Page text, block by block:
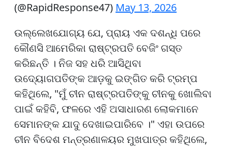
(@RapidResponse47) May 13, 2026
ଉଲ୍ଲେଖଯୋଗ୍ୟ ଯେ, ପ୍ରାୟ ଏକ ଦଶନ୍ଧି ପରେ
କୌଣସି ଆମେରିକା ରାଷ୍ଟ୍ରପତି ବେଜିଂ ଗସ୍ତ
କରିଛନ୍ତି । ନିଜ ସହ ଧରି ଆସିଥିବା
ଉଦ୍ୟୋଗପତିଙ୍କ ଆଡ଼କୁ ଇଙ୍ଗିତ କରି ଟ୍ରମ୍ପ
କହିଥିଲେ, "ମୁଁ ଚୀନ ରାଷ୍ଟ୍ରପତିଙ୍କୁ ଚୀନକୁ ଖୋଲିବା
ପାଇଁ କହିବି, ଫଳରେ ଏହି ଅସାଧାରଣ ଲୋକମାନେ
ସେମାନଙ୍କ ଯାଦୁ ଦେଖାଇପାରିବେ ।" ଏହା ଉପରେ
ଚୀନ ବିଦେଶ ମନ୍ତ୍ରଣାଳୟର ମୁଖପାତ୍ର କହିଥିଲେ,